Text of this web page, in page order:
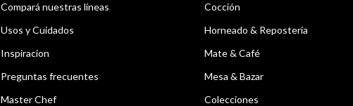
Compará nuestras líneas
Usos y Cuidados
Inspiracion
Preguntas frecuentes
Master Chef
Cocción
Horneado & Repostería
Mate & Café
Mesa & Bazar
Colecciones